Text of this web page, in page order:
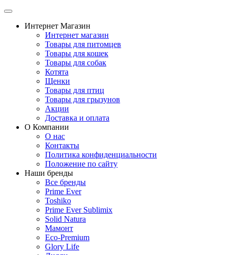
Интернет Магазин
Интернет магазин
Товары для питомцев
Товары для кошек
Товары для собак
Котята
Щенки
Товары для птиц
Товары для грызунов
Акции
Доставка и оплата
О Компании
О нас
Контакты
Политика конфиденциальности
Положение по сайту
Наши бренды
Все бренды
Prime Ever
Toshiko
Prime Ever Sublimix
Solid Natura
Мамонт
Eco-Premium
Glory Life